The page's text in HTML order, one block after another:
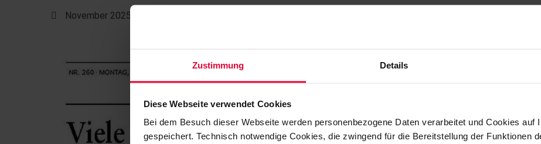
Zustimmung Details
Diese Webseite verwendet Cookies
Bei dem Besuch dieser Webseite werden personenbezogene Daten verarbeitet und Cookies auf
gespeichert. Technisch notwendige Cookies, die zwingend für die Bereitstellung der Funktionen
November 2025